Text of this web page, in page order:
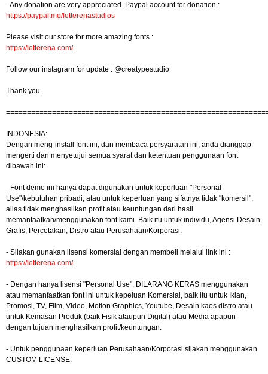
- Any donation are very appreciated. Paypal account for donation :
https://paypal.me/letterenastudios
Please visit our store for more amazing fonts :
https://letterena.com/
Follow our instagram for update : @creatypestudio
Thank you.
INDONESIA:
Dengan meng-install font ini, dan membaca persyaratan ini, anda dianggap
mengerti dan menyetujui semua syarat dan ketentuan penggunaan font
dibawah ini:
- Font demo ini hanya dapat digunakan untuk keperluan "Personal
Use"/kebutuhan pribadi, atau untuk keperluan yang sifatnya tidak "komersil",
alias tidak menghasilkan profit atau keuntungan dari hasil
memanfaatkan/menggunakan font kami. Baik itu untuk individu, Agensi Desain
Grafis, Percetakan, Distro atau Perusahaan/Korporasi.
- Silakan gunakan lisensi komersial dengan membeli melalui link ini :
https://letterena.com/
- Dengan hanya lisensi "Personal Use", DILARANG KERAS menggunakan
atau memanfaatkan font ini untuk kepeluan Komersial, baik itu untuk Iklan,
Promosi, TV, Film, Video, Motion Graphics, Youtube, Desain kaos distro atau
untuk Kemasan Produk (baik Fisik ataupun Digital) atau Media apapun
dengan tujuan menghasilkan profit/keuntungan.
- Untuk penggunaan keperluan Perusahaan/Korporasi silakan menggunakan
CUSTOM LICENSE.